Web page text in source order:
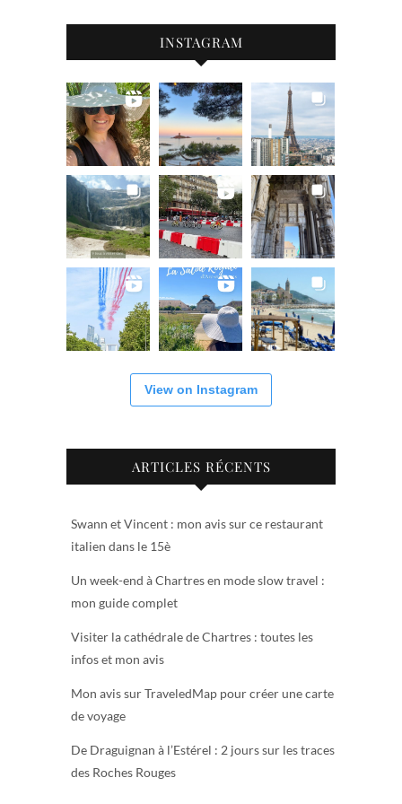
INSTAGRAM
View on Instagram
ARTICLES RÉCENTS
Swann et Vincent : mon avis sur ce restaurant
italien dans le 15è
Un week-end à Chartres en mode slow travel :
mon guide complet
Visiter la cathédrale de Chartres : toutes les
infos et mon avis
Mon avis sur TraveledMap pour créer une carte
de voyage
De Draguignan à l’Estérel : 2 jours sur les traces
des Roches Rouges